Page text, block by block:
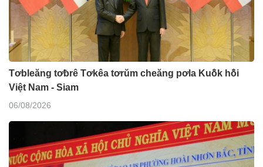
Tơbleăng tơƀrê Tơkêa tơrŭm cheăng pơla Kuô̆k hô̆i
Việt Nam - Siam
06/08/2026